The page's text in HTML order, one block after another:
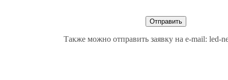
Также можно отправить заявку на e-mail: led-